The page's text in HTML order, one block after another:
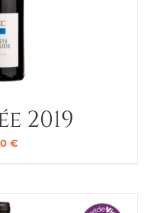
2019
€